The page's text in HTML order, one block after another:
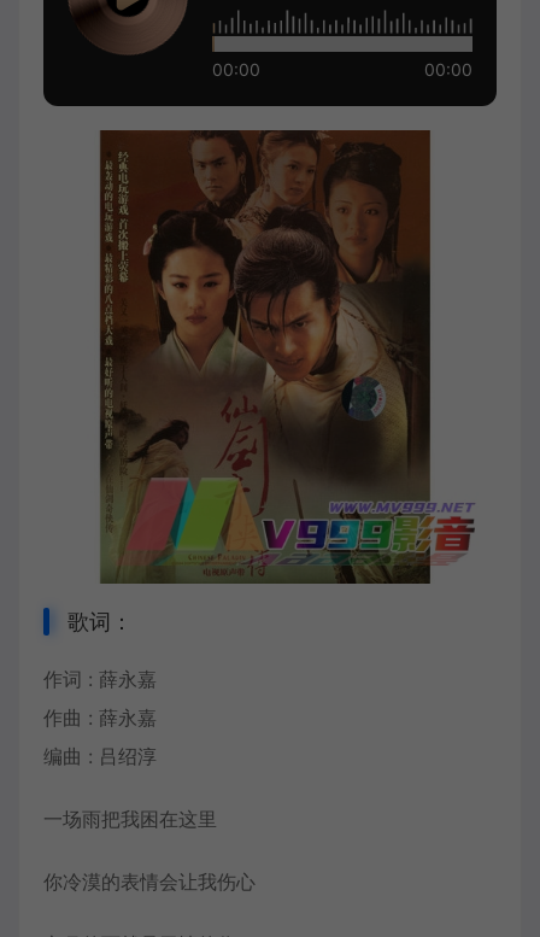
00:00 00:00
歌词：
作词 : 薛永嘉
作曲 : 薛永嘉
编曲 : 吕绍淳
一场雨把我困在这里
你冷漠的表情会让我伤心